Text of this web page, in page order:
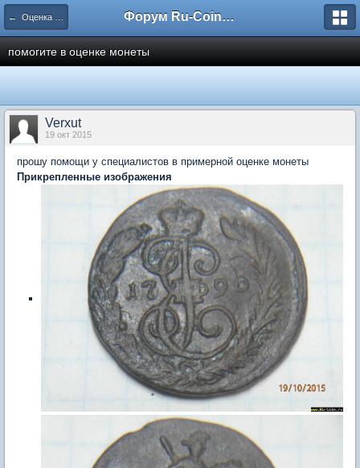
← Оценка монет царской России Форум Ru-Coin.ru
помогите в оценке монеты
Verxut
19 окт 2015
прошу помощи у специалистов в примерной оценке монеты
Прикрепленные изображения